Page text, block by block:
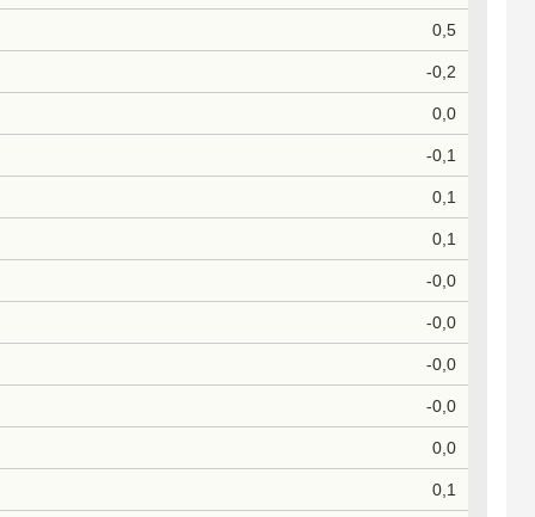
0,5
-0,2
0,0
-0,1
0,1
0,1
-0,0
-0,0
-0,0
-0,0
0,0
0,1